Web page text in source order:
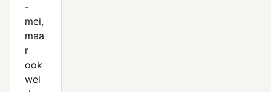
-
mei,
maa
r
ook
wel